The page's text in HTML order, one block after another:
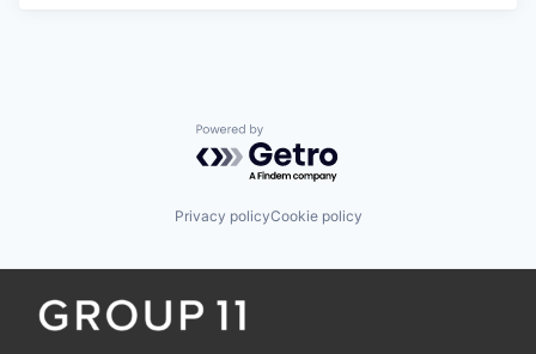
Powered by Getro.com
Privacy policyCookie policy